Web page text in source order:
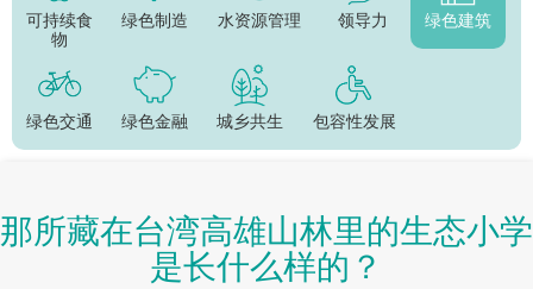
可持续食
物
绿色制造 水资源管理 领导力 绿色建筑
绿色交通 绿色金融 城乡共生 包容性发展
那所藏在台湾高雄山林里的生态小学
是长什么样的？